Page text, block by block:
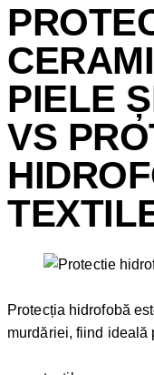
PIELE
VS
Protecția hidrofobă
murdăriei, fiind ideală